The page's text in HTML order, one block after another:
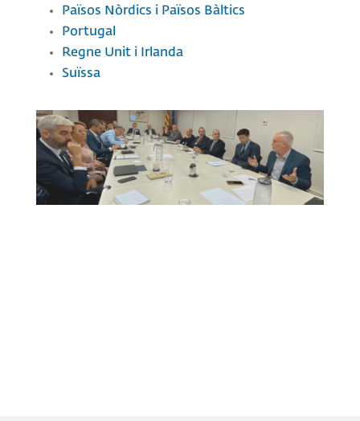
Països Nòrdics i Països Bàltics
Portugal
Regne Unit i Irlanda
Suïssa